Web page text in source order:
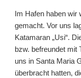
Im Hafen haben wir
gemacht. Vor uns
Katamaran „Usi“.
bzw. befreundet mit
uns in Santa Maria
überbracht hatten,